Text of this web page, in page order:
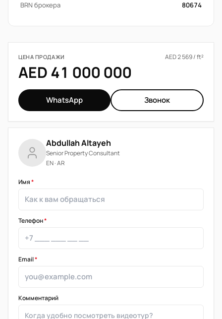
BRN брокера
80674
ЦЕНА ПРОДАЖИ AED 2 569 / ft²
AED 41 000 000
WhatsApp Звонок
Abdullah Altayeh
Senior Property Consultant
EN · AR
Имя*
Телефон*
Email*
Комментарий